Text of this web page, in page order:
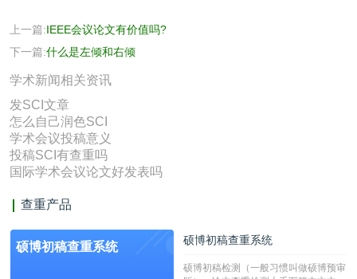
上一篇:IEEE会议论文有价值吗?
下一篇:什么是左倾和右倾
学术新闻相关资讯
发SCI文章
怎么自己润色SCI
学术会议投稿意义
投稿SCI有查重吗
国际学术会议论文好发表吗
查重产品
硕博初稿查重系统 硕博初稿查重系统
硕博初稿检测（一般习惯叫做硕博预审